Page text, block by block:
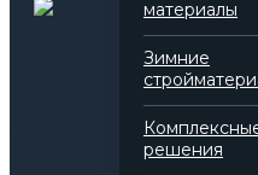
материалы
Зимние
решения
Технониколь
Техноблок
Базальтовая вата
Все характеристики